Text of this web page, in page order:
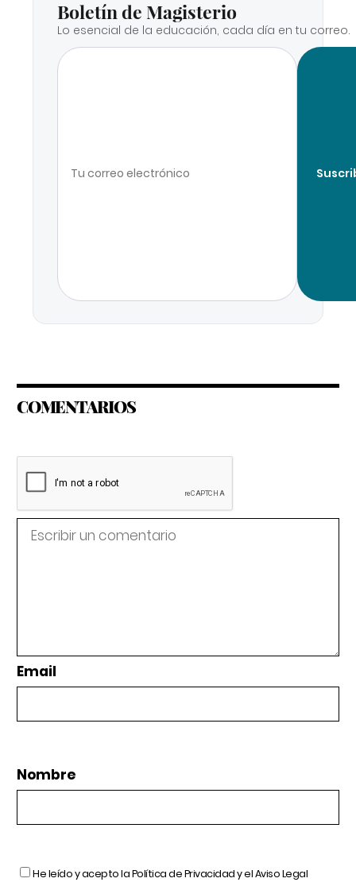
Boletín de Magisterio
Lo esencial de la educación, cada día en tu correo.
COMENTARIOS
Email
Nombre
He leído y acepto laPolítica de Privacidady elAviso Legal